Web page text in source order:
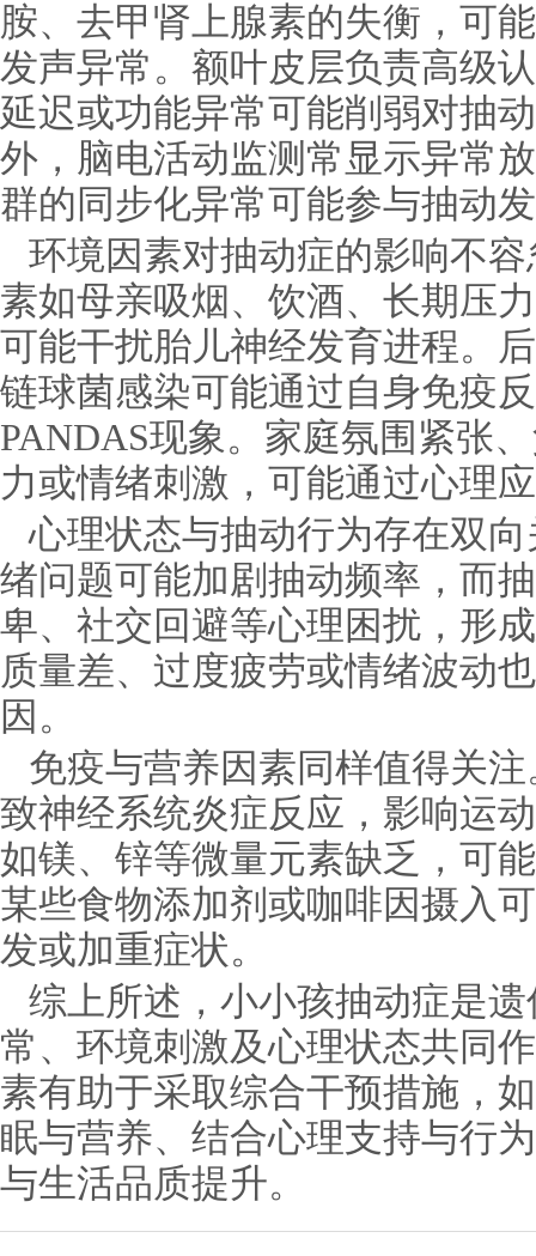
胺、去甲肾上腺素的失衡，可
发声异常。额叶皮层负责高级
延迟或功能异常可能削弱对抽
外，脑电活动监测常显示异常
群的同步化异常可能参与抽动
环境因素对抽动症的影响不
素如母亲吸烟、饮酒、长期压
可能干扰胎儿神经发育进程。
链球菌感染可能通过自身免疫
PANDAS现象。家庭氛围紧张
力或情绪刺激，可能通过心理
心理状态与抽动行为存在双
绪问题可能加剧抽动频率，而
卑、社交回避等心理困扰，形
质量差、过度疲劳或情绪波动
因。
免疫与营养因素同样值得关
致神经系统炎症反应，影响运
如镁、锌等微量元素缺乏，可
某些食物添加剂或咖啡因摄入
发或加重症状。
综上所述，小小孩抽动症是
常、环境刺激及心理状态共同
素有助于采取综合干预措施，
眠与营养、结合心理支持与行
与生活品质提升。